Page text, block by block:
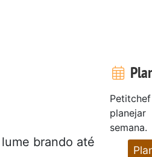
brando até
semana.